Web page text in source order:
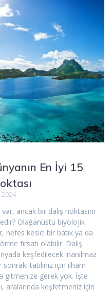
En İyi 15
2024
ancak bir dalış noktasını
Olağanüstü biyolojik
nefes kesici bir batık ya da
fırsatı olabilir. Dalış
keşfedilecek inanılmaz
sonraki tatiliniz için ilham
gitmenize gerek yok. İşte
aralarında keşfetmeniz için